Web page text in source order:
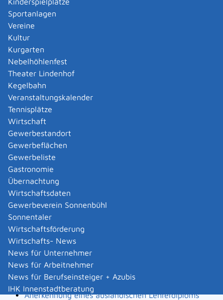
Sportanlagen
Vereine
Kultur
Kurgarten
Nebelhöhlenfest
Theater Lindenhof
Kegelbahn
Veranstaltungskalender
Tennisplätze
Wirtschaft
Gewerbestandort
Gewerbeflächen
Gewerbeliste
Gastronomie
Übernachtung
Wirtschaftsdaten
Gewerbeverein Sonnenbühl
Sonnentaler
Wirtschaftsförderung
Wirtschafts- News
News für Unternehmer
News für Arbeitnehmer
News für Berufseinsteiger + Azubis
IHK Innenstadtberatung
Altersrente für besonders langjährig Versicherte
beantragen
Altersrente für schwerbehinderte Menschen
beantragen
Amtliche Meldebestätigung ausstellen
Andere Strafanzeige stellen
Änderung bezüglich des Betriebs gentechnischer
Anlagen mitteilen
Änderung der Gemeinschaftslizenz beantragen
Änderung des Entwicklungsziels einer Ökokonto-
Maßnahme beantragen
Änderung des Wohnsitzes innerhalb derselben
Stadt oder Gemeinde melden
Änderung nach Beantragung oder bei Bezug von
Bürgergeld mitteilen
Änderung persönlicher Daten der Hochschule
mitteilen
Änderungen an die Krankenkasse melden
Anerkennung als gemeinnützige Stiftung
beantragen
Anerkennung als Pharmaberater beantragen
Anerkennung als Prüf-, Zertifizierung- oder
Überwachungsstelle (PÜZ-Stelle) nach
Landesbauordnung
Anerkennung eines ausländischen Lehrerdiploms